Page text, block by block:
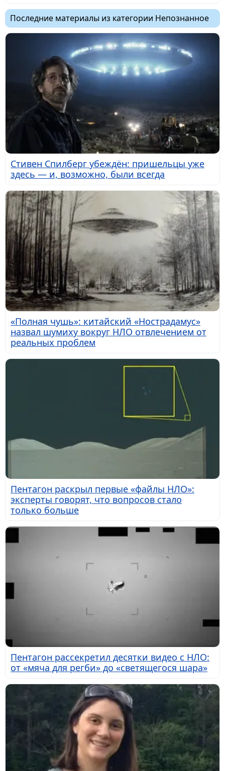
Последние материалы из категории Непознанное
Стивен Спилберг убеждён: пришельцы уже
здесь — и, возможно, были всегда
«Полная чушь»: китайский «Нострадамус»
назвал шумиху вокруг НЛО отвлечением от
реальных проблем
Пентагон раскрыл первые «файлы НЛО»:
эксперты говорят, что вопросов стало
только больше
Пентагон рассекретил десятки видео с НЛО:
от «мяча для регби» до «светящегося шара»